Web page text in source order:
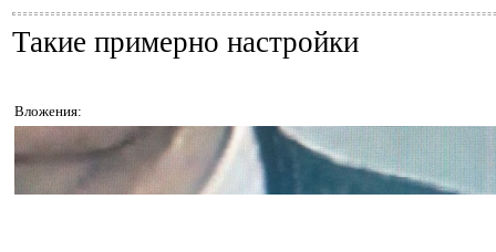
Такие примерно настройки
Вложения: